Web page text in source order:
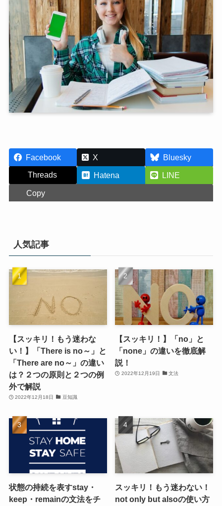
Facebook X
Bluesky
Threads
Hatena
LINE
Copy
人気記事
【スッキリ！もう迷わな
い！】「There is no～」と
「There are no～」の違い
は？２つの原則と２つの例
外で解説
2022年12月18日 豆知識
【スッキリ！】「no」と
「none」の違いを徹底解
説！
2022年12月19日 文法
状態の持続を表すstay・
keep・remainの文法をチ
スッキリ！もう迷わない！
not only but alsoの使い方